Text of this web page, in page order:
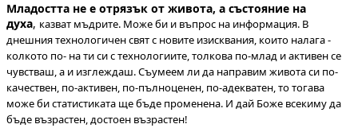
Младостта не е отрязък от живота, а състояние на
духа, казват мъдрите. Може би и въпрос на информация. В
днешния технологичен свят с новите изисквания, които налага -
колкото по- на ти си с технологиите, толкова по-млад и активен се
чувстваш, а и изглеждаш.Съумеем ли да направим живота си по-
качествен, по-активен, по-пълноценен, по-адекватен, то тогава
може би статистиката ще бъде променена. И дай Боже всекиму да
бъде възрастен, достоен възрастен!